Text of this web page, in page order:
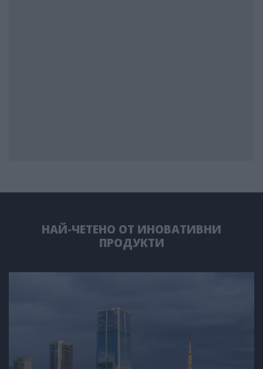
НАЙ-ЧЕТЕНО ОТ ИНОВАТИВНИ
ПРОДУКТИ